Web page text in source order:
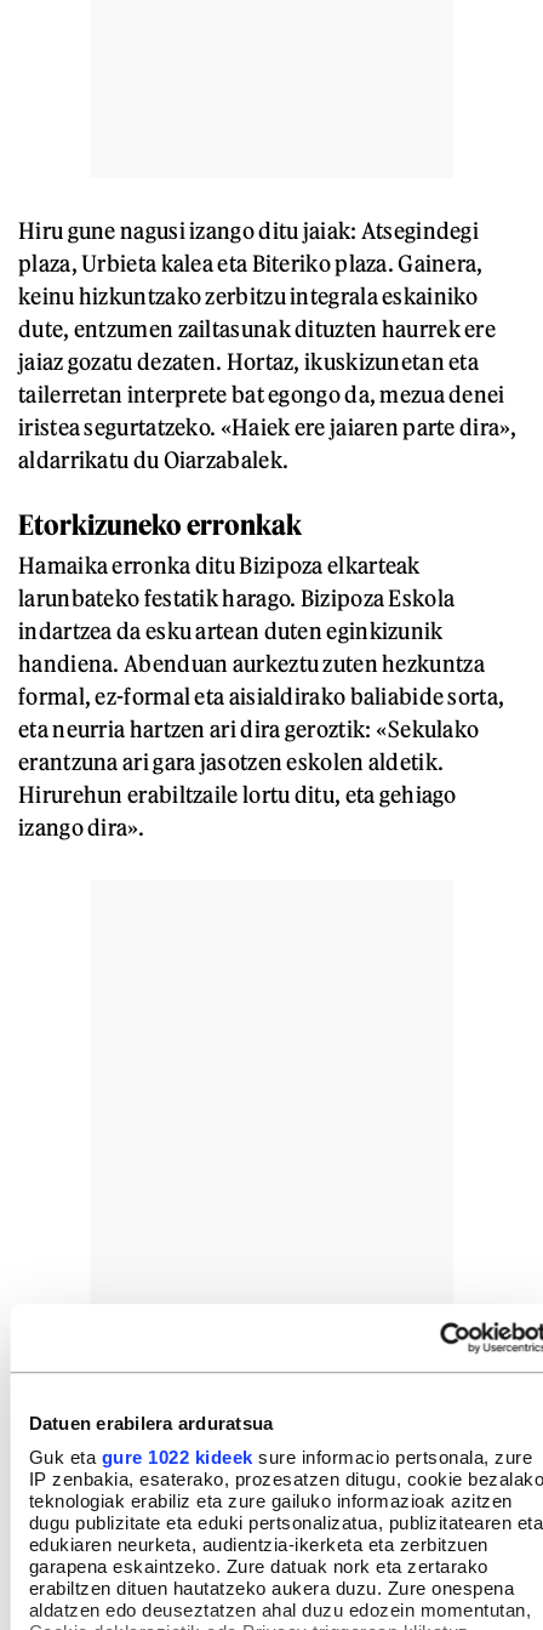
Datuen erabilera arduratsua
Guk eta gure 1022 kideek sure informacio pertsonala, zure
IP zenbakia, esaterako, prozesatzen ditugu, cookie bezalako
teknologiak erabiliz eta zure gailuko informazioak azitzen
dugu publizitate eta eduki pertsonalizatua, publizitatearen eta
edukiaren neurketa, audientzia-ikerketa eta zerbitzuen
garapena eskaintzeko. Zure datuak nork eta zertarako
erabiltzen dituen hautatzeko aukera duzu. Zure onespena
aldatzen edo deuseztatzen ahal duzu edozein momentutan,
Hiru gune nagusi izango ditu jaiak: Atsegindegi
plaza, Urbieta kalea eta Biteriko plaza. Gainera,
keinu hizkuntzako zerbitzu integrala eskainiko
dute, entzumen zailtasunak dituzten haurrek ere
jaiaz gozatu dezaten. Hortaz, ikuskizunetan eta
tailerretan interprete bat egongo da, mezua denei
iristea segurtatzeko. «Haiek ere jaiaren parte dira»,
aldarrikatu du Oiarzabalek.
Etorkizuneko erronkak
Hamaika erronka ditu Bizipoza elkarteak
larunbateko festatik harago. Bizipoza Eskola
indartzea da esku artean duten eginkizunik
handiena. Abenduan aurkeztu zuten hezkuntza
formal, ez-formal eta aisialdirako baliabide sorta,
eta neurria hartzen ari dira geroztik: «Sekulako
erantzuna ari gara jasotzen eskolen aldetik.
Hirurehun erabiltzaile lortu ditu, eta gehiago
izango dira».